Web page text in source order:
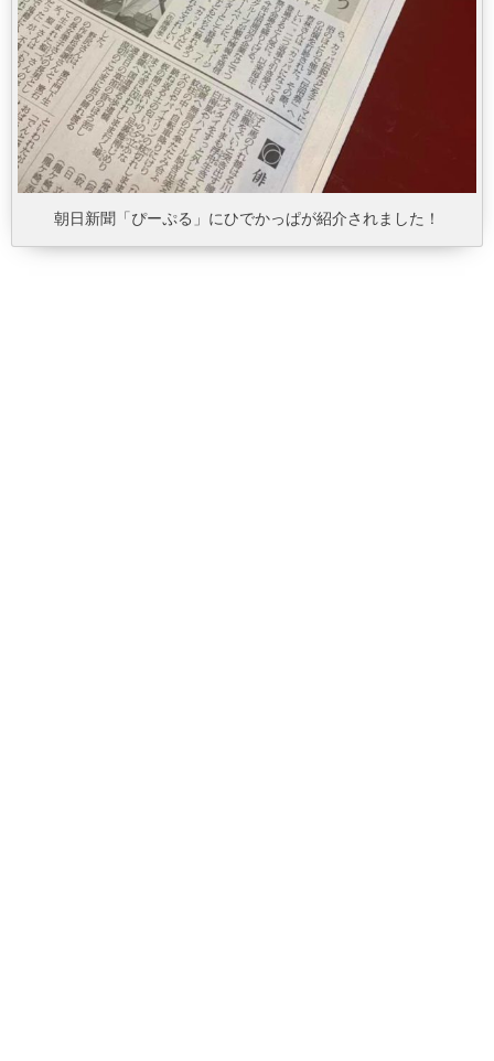
朝日新聞「ぴーぷる」にひでかっぱが紹介されました！